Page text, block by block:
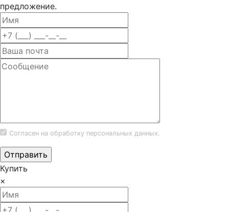
предложение.
Согласен на обработку персональных данных.
Купить
×